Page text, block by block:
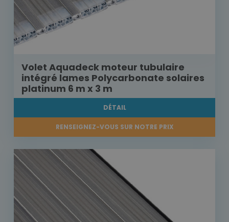
Volet Aquadeck moteur tubulaire
intégré lames Polycarbonate solaires
platinum 6 m x 3 m
DÉTAIL
RENSEIGNEZ-VOUS SUR NOTRE PRIX